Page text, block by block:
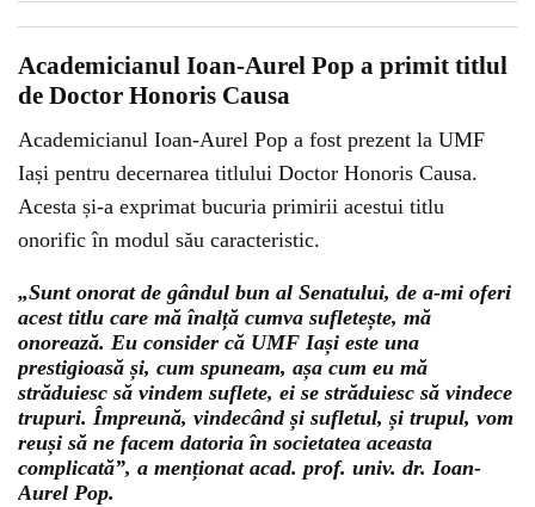
Academicianul Ioan-Aurel Pop a primit titlul
de Doctor Honoris Causa
Academicianul Ioan-Aurel Pop a fost prezent la UMF
Iași pentru decernarea titlului Doctor Honoris Causa.
Acesta și-a exprimat bucuria primirii acestui titlu
onorific în modul său caracteristic.
„Sunt onorat de gândul bun al Senatului, de a-mi oferi
acest titlu care mă înalță cumva sufletește, mă
onorează. Eu consider că UMF Iași este una
prestigioasă și, cum spuneam, așa cum eu mă
străduiesc să vindem suflete, ei se străduiesc să vindece
trupuri. Împreună, vindecând și sufletul, și trupul, vom
reuși să ne facem datoria în societatea aceasta
complicată”, a menționat acad. prof. univ. dr. Ioan-
Aurel Pop.